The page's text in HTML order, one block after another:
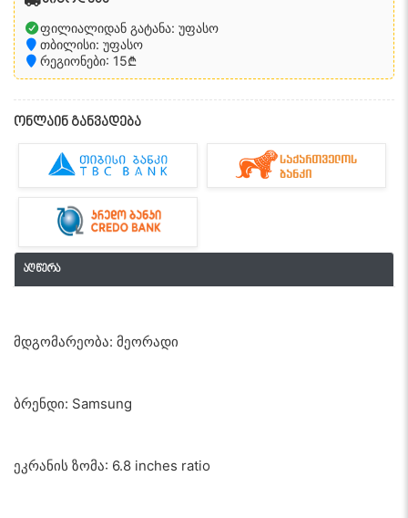
ფილიალიდან გატანა: უფასო
თბილისი: უფასო
რეგიონები: 15₾
ონლაინ განვადება
აღწერა
მდგომარეობა: მეორადი
ბრენდი: Samsung
ეკრანის ზომა: 6.8 inches ratio